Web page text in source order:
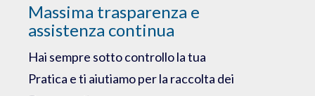
Massima trasparenza e
assistenza continua
Hai sempre sotto controllo la tua
Pratica e ti aiutiamo per la raccolta dei